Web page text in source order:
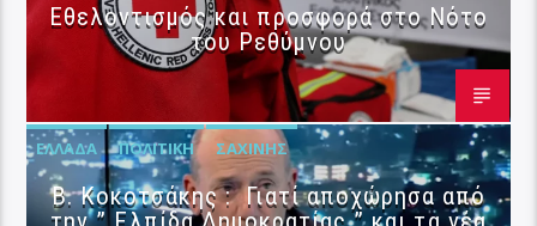
Εθελοντισμός και προσφορά στο Νότο
του Ρεθύμνου
ΕΛΛΆΔΑ ΠΟΛΙΤΙΚΉ ΣΑΧΊΝΗΣ
Β. Κοκοτσάκης : Γιατί αποχώρησα από